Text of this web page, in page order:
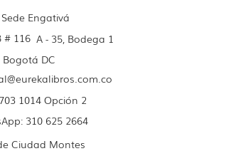
Engativá
# 116 A - 35, Bodega 1
Bogotá DC
1014 Opción 2
310 625 2664
Ciudad Montes